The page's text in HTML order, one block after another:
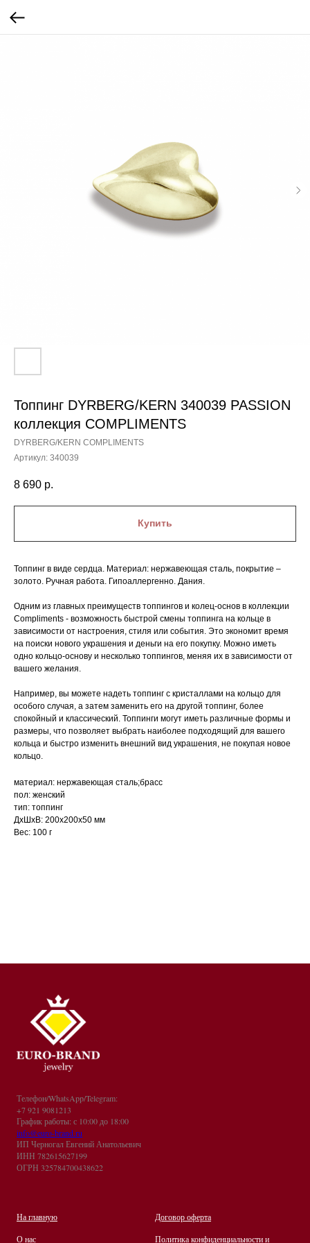
Топпинг DYRBERG/KERN 340039 PASSION
коллекция COMPLIMENTS
DYRBERG/KERN COMPLIMENTS
Артикул: 340039
8 690 р.
Купить
Топпинг в виде сердца. Материал: нержавеющая сталь, покрытие –
золото. Ручная работа. Гипоаллергенно. Дания.
Одним из главных преимуществ топпингов и колец-основ в коллекции
Compliments - возможность быстрой смены топпинга на кольце в
зависимости от настроения, стиля или события. Это экономит время
на поиски нового украшения и деньги на его покупку. Можно иметь
одно кольцо-основу и несколько топпингов, меняя их в зависимости от
вашего желания.
Например, вы можете надеть топпинг с кристаллами на кольцо для
особого случая, а затем заменить его на другой топпинг, более
спокойный и классический. Топпинги могут иметь различные формы и
размеры, что позволяет выбрать наиболее подходящий для вашего
кольца и быстро изменить внешний вид украшения, не покупая новое
кольцо.
материал: нержавеющая сталь;брасс
пол: женский
тип: топпинг
ДxШxВ: 200x200x50 мм
Вес: 100 г
Телефон/WhatsApp/Telegram:
+7 921 9081213
График работы: с 10:00 до 18:00
info@euro-brand.ru
ИП Черногал Евгений Анатольевич
ИНН 782615627199
ОГРН 325784700438622
На главную
О нас
Договор оферта
Политика конфиденциальности и